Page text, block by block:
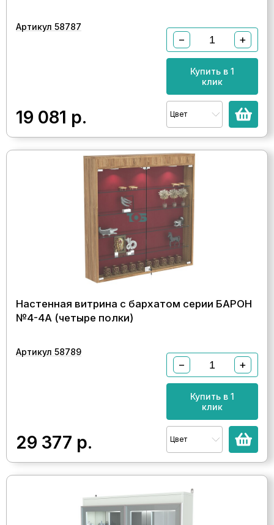
Артикул 58787
19 081 р.
− +
Купить в 1
клик
Цвет
Настенная витрина с бархатом серии БАРОН
№4-4А (четыре полки)
Артикул 58789
29 377 р.
− +
Купить в 1
клик
Цвет